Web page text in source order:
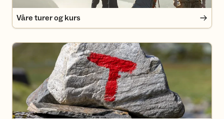
Våre turer og kurs
Medlemsfordeler i Turlaget